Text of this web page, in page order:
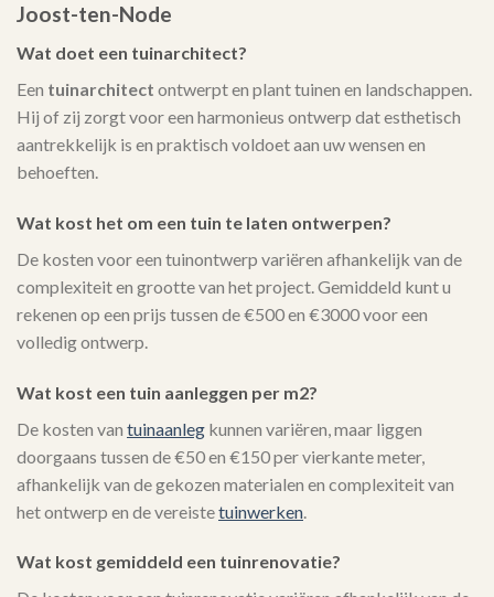
Joost-ten-Node
Wat doet een tuinarchitect?
Een tuinarchitect ontwerpt en plant tuinen en landschappen.
Hij of zij zorgt voor een harmonieus ontwerp dat esthetisch
aantrekkelijk is en praktisch voldoet aan uw wensen en
behoeften.
Wat kost het om een tuin te laten ontwerpen?
De kosten voor een tuinontwerp variëren afhankelijk van de
complexiteit en grootte van het project. Gemiddeld kunt u
rekenen op een prijs tussen de €500 en €3000 voor een
volledig ontwerp.
Wat kost een tuin aanleggen per m2?
De kosten van tuinaanleg kunnen variëren, maar liggen
doorgaans tussen de €50 en €150 per vierkante meter,
afhankelijk van de gekozen materialen en complexiteit van
het ontwerp en de vereistetuinwerken
Wat kost gemiddeld een tuinrenovatie?